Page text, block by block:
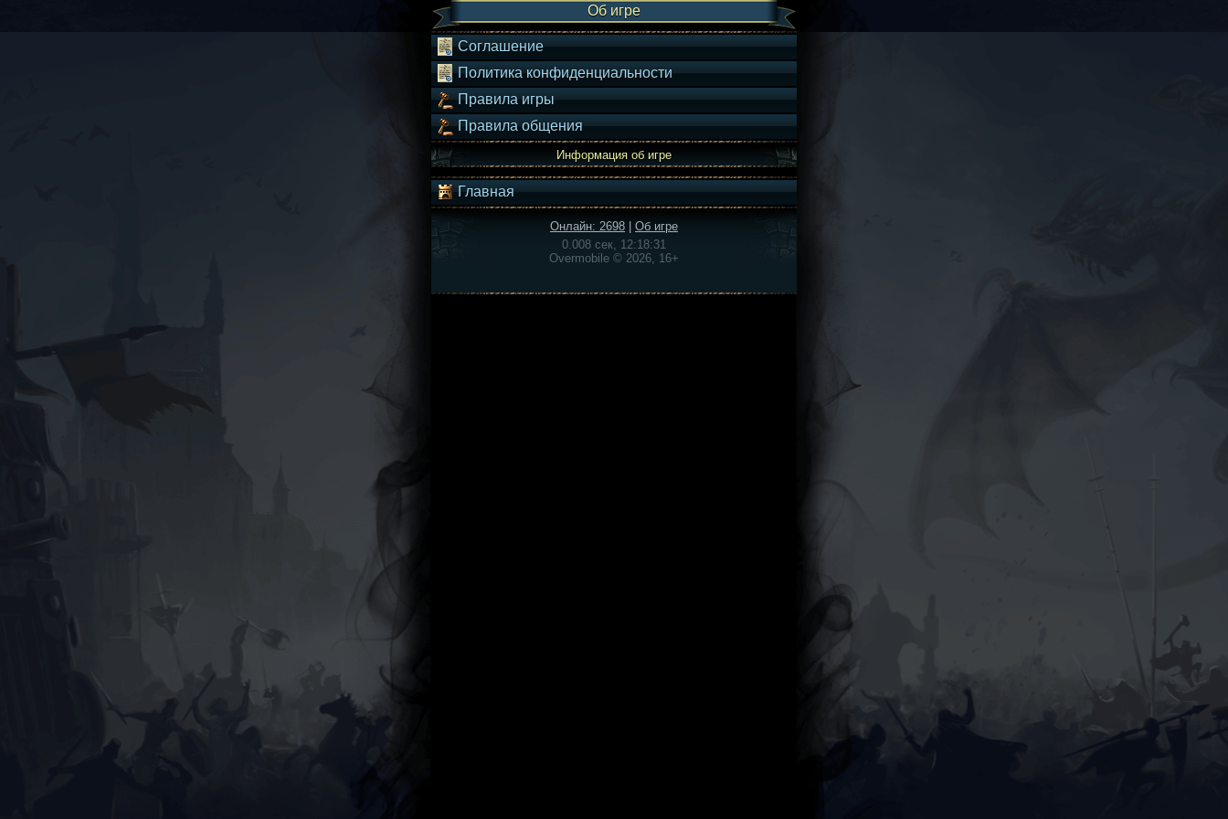
Об игре
Соглашение
Политика конфиденциальности
Правила игры
Правила общения
Информация об игре
Главная
Онлайн: 2698
Об игре
0.008 сек, 12:18:31
Overmobile © 2026, 16+